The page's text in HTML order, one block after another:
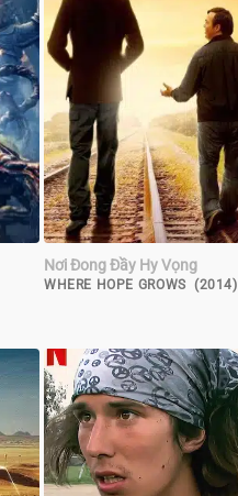
Nơi Đong Đầy Hy Vọng
WHERE HOPE GROWS (2014)